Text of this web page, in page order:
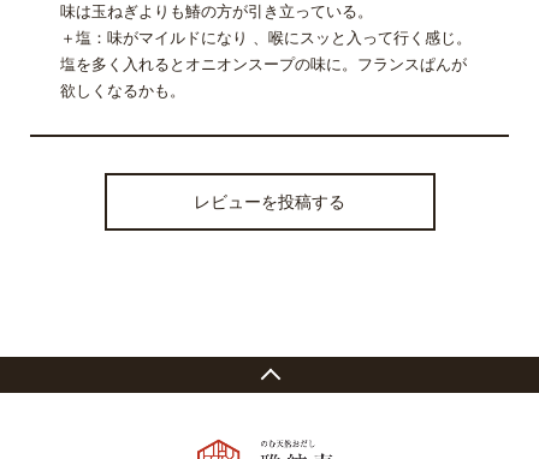
味は玉ねぎよりも鰆の方が引き立っている。
＋塩：味がマイルドになり 、喉にスッと入って行く感じ。
塩を多く入れるとオニオンスープの味に。フランスぱんが
欲しくなるかも。
レビューを投稿する